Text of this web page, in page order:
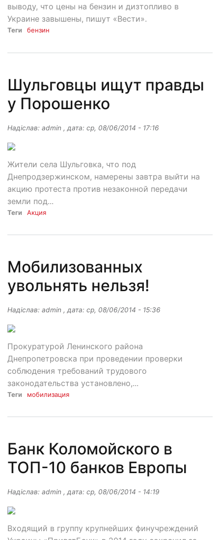
выводу, что цены на бензин и дизтопливо в
Украине завышены, пишут «Вести».
Теги бензин
Шульговцы ищут правды
у Порошенко
Надіслав: admin , дата: ср, 08/06/2014 - 17:16
Жители села Шульговка, что под
Днепродзержинском, намерены завтра выйти на
акцию протеста против незаконной передачи
земли под...
Теги Акция
Мобилизованных
увольнять нельзя!
Надіслав: admin , дата: ср, 08/06/2014 - 15:36
Прокуратурой Ленинского района
Днепропетровска при проведении проверки
соблюдения требований трудового
законодательства установлено,...
Теги мобилизация
Банк Коломойского в
ТОП-10 банков Европы
Надіслав: admin , дата: ср, 08/06/2014 - 14:19
Входящий в группу крупнейших финучреждений